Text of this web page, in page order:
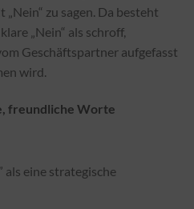
zu sagen. Da besteht
„Nein“ als schroff,
Geschäftspartner aufgefasst
wird.
freundliche Worte
als eine strategische